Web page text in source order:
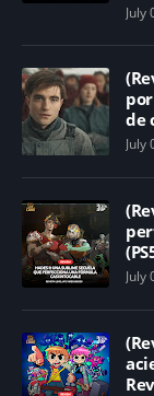
July
de
July
July